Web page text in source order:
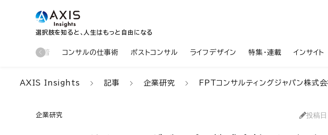
選択肢を知ると、人生はもっと自由になる
新着 コンサルの仕事術 ポストコンサル ライフデザイン 特集・連載 インサイト
AXIS Insights 記事 企業研究 FPTコンサルティングジャパン株式会社 インタビュー／ベトナム最大級
企業研究 投稿日